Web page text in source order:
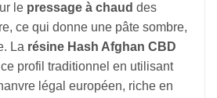
le pressage à chaud des
ce qui donne une pâte sombre,
La résine Hash Afghan CBD
profil traditionnel en utilisant
légal européen, riche en